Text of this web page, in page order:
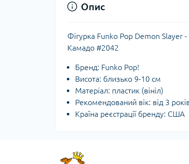
Опис
Фігурка Funko Pop Demon
Камадо #2042
Бренд: Funko Pop!
Висота: близько 9-10 см
Матеріал: пластик (вініл)
Рекомендований вік: від 3
Країна реєстрації бренду: США